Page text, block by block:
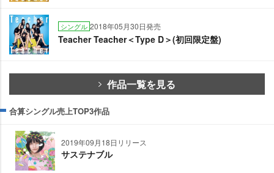
シングル 2018年05月30日発売
Teacher Teacher＜Type D＞(初回限定盤)
作品一覧を見る
合算シングル売上TOP3作品
2019年09月18日リリース
サステナブル